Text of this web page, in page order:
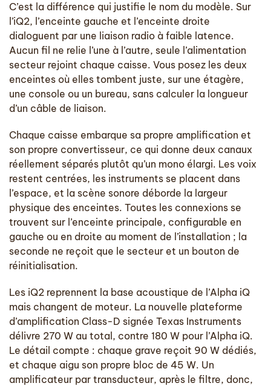
C’est la différence qui justifie le nom du modèle. Sur
l’iQ2, l’enceinte gauche et l’enceinte droite
dialoguent par une liaison radio à faible latence.
Aucun fil ne relie l’une à l’autre, seule l’alimentation
secteur rejoint chaque caisse. Vous posez les deux
enceintes où elles tombent juste, sur une étagère,
une console ou un bureau, sans calculer la longueur
d’un câble de liaison.
Chaque caisse embarque sa propre amplification et
son propre convertisseur, ce qui donne deux canaux
réellement séparés plutôt qu’un mono élargi. Les voix
restent centrées, les instruments se placent dans
l’espace, et la scène sonore déborde la largeur
physique des enceintes. Toutes les connexions se
trouvent sur l’enceinte principale, configurable en
gauche ou en droite au moment de l’installation ; la
seconde ne reçoit que le secteur et un bouton de
réinitialisation.
Les iQ2 reprennent la base acoustique de l’Alpha iQ
mais changent de moteur. La nouvelle plateforme
d’amplification Class-D signée Texas Instruments
délivre 270 W au total, contre 180 W pour l’Alpha iQ.
Le détail compte : chaque grave reçoit 90 W dédiés,
et chaque aigu son propre bloc de 45 W. Un
amplificateur par transducteur, après le filtre, donc,